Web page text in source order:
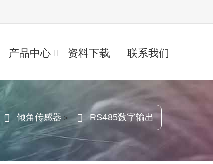
产品中心 资料下载 联系我们
倾角传感器 > RS485数字输出